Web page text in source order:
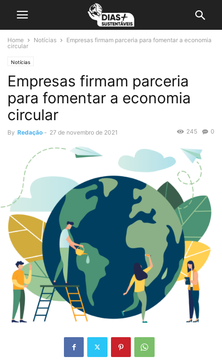
Home Notícias
Empresas firmam parceria para fomentar a economia
circular
Notícias
Empresas firmam parceria
para fomentar a economia
circular
By Redação - 27 de novembro de 2021 0
245